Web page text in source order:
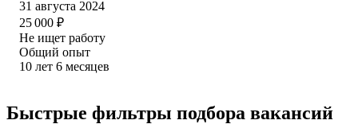
31 августа 2024
25 000 ₽
Не ищет работу
Общий опыт
10 лет 6 месяцев
Быстрые фильтры подбора вакансий